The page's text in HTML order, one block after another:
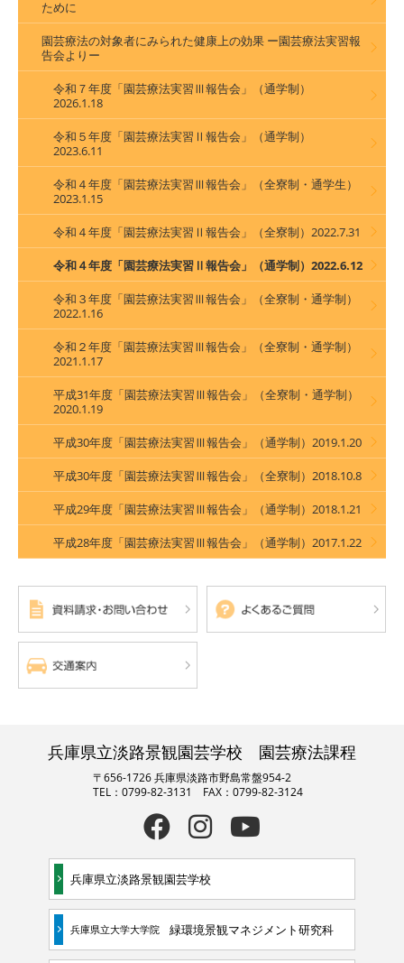
ために
園芸療法の対象者にみられた健康上の効果 ー園芸療法実習報
告会よりー
令和７年度「園芸療法実習Ⅲ報告会」（通学制）
2026.1.18
令和５年度「園芸療法実習Ⅱ報告会」（通学制）
2023.6.11
令和４年度「園芸療法実習Ⅲ報告会」（全寮制・通学生）
2023.1.15
令和４年度「園芸療法実習Ⅱ報告会」（全寮制）2022.7.31
令和４年度「園芸療法実習Ⅱ報告会」（通学制）2022.6.12
令和３年度「園芸療法実習Ⅲ報告会」（全寮制・通学制）
2022.1.16
令和２年度「園芸療法実習Ⅲ報告会」（全寮制・通学制）
2021.1.17
平成31年度「園芸療法実習Ⅲ報告会」（全寮制・通学制）
2020.1.19
平成30年度「園芸療法実習Ⅲ報告会」（通学制）2019.1.20
平成30年度「園芸療法実習Ⅲ報告会」（全寮制）2018.10.8
平成29年度「園芸療法実習Ⅲ報告会」（通学制）2018.1.21
平成28年度「園芸療法実習Ⅲ報告会」（通学制）2017.1.22
兵庫県立淡路景観園芸学校 園芸療法課程
〒656-1726 兵庫県淡路市野島常盤954-2
TEL：0799-82-3131 FAX：0799-82-3124
兵庫県立淡路景観園芸学校
兵庫県立大学大学院 緑環境景観マネジメント研究科